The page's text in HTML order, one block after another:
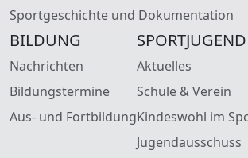
Sportgeschichte und Dokumentation
BILDUNG
Nachrichten
Bildungstermine
Aus- und Fortbildung
SPORTJUGEND
Aktuelles
Schule & Verein
Kindeswohl im
Jugendausschuss